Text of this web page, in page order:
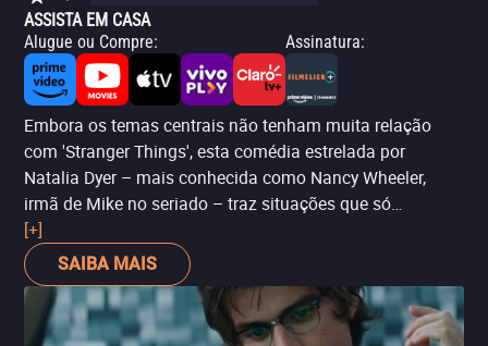
ASSISTA EM CASA
Alugue ou Compre: Assinatura:
Embora os temas centrais não tenham muita relação
com 'Stranger Things', esta comédia estrelada por
Natalia Dyer – mais conhecida como Nancy Wheeler,
irmã de Mike no seriado – traz situações que só
podemos vivenciar na adolescência. No caso da série
temos similaridades por conta do bullying e dos
primeiros rompimentos amorosos, mas 'Yes, God, Yes'
foca mais na descoberta da sexualidade.
[+]
SAIBA MAIS